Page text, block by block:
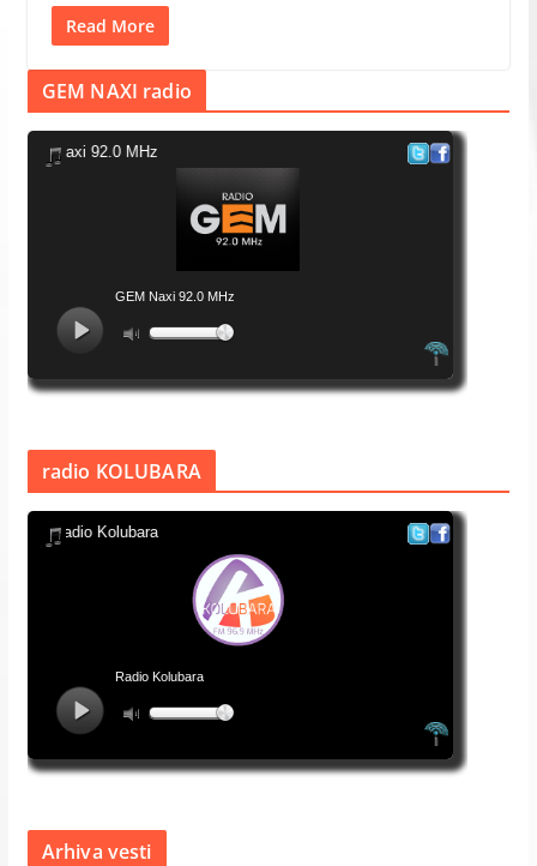
Read More
GEM NAXI radio
radio KOLUBARA
Arhiva vesti